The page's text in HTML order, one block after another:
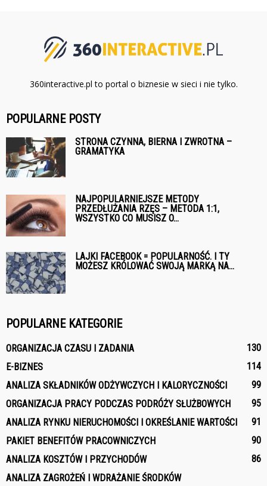
360interactive.pl to portal o biznesie w sieci i nie tylko.
POPULARNE POSTY
STRONA CZYNNA, BIERNA I ZWROTNA –
GRAMATYKA
NAJPOPULARNIEJSZE METODY
PRZEDŁUŻANIA RZĘS – METODA 1:1,
WSZYSTKO CO MUSISZ O...
LAJKI FACEBOOK = POPULARNOŚĆ. I TY
MOŻESZ KRÓLOWAĆ SWOJĄ MARKĄ NA...
POPULARNE KATEGORIE
ORGANIZACJA CZASU I ZADANIA
130
E-BIZNES
114
ANALIZA SKŁADNIKÓW ODŻYWCZYCH I KALORYCZNOŚCI
99
ORGANIZACJA PRACY PODCZAS PODRÓŻY SŁUŻBOWYCH
95
ANALIZA RYNKU NIERUCHOMOŚCI I OKREŚLANIE WARTOŚCI
91
PAKIET BENEFITÓW PRACOWNICZYCH
90
ANALIZA KOSZTÓW I PRZYCHODÓW
86
ANALIZA ZAGROŻEŃ I WDRAŻANIE ŚRODKÓW